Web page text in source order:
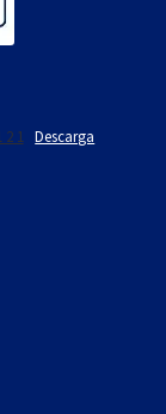
2 1 Descarga